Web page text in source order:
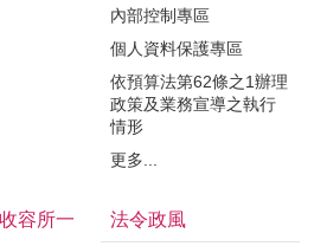
內部控制專區
個人資料保護專區
依預算法第62條之1辦理
政策及業務宣導之執行
情形
更多...
容所一
法令政風